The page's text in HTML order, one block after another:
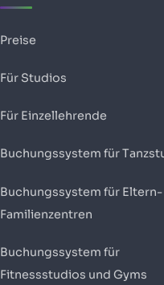
Preise
Für Studios
Für Einzellehrende
Buchungssystem für
Buchungssystem für Eltern-
Familienzentren
Buchungssystem für
Fitnessstudios und Gyms